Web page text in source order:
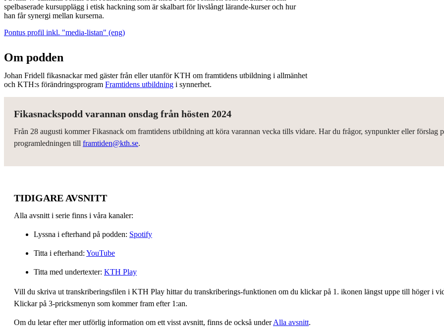
spelbaserade kursupplägg i etisk hackning som är skalbart för livslångt lärande-kurser och hur
han får synergi mellan kurserna.
Pontus profil inkl. "media-listan" (eng)
Om podden
Johan Fridell fikasnackar med gäster från eller utanför KTH om framtidens utbildning i allmänhet
och KTH:s förändringsprogram Framtidens utbildning i synnerhet.
Fikasnackspodd varannan onsdag från hösten 2024
Från 28 augusti kommer Fikasnack om framtidens utbildning att köra varannan vecka tills vidare. Har du frågor, synpunkter eller förslag
programledningen till framtiden@kth.se.
TIDIGARE AVSNITT
Alla avsnitt i serie finns i våra kanaler:
Lyssna i efterhand på podden: Spotify
Titta i efterhand: YouTube
Titta med undertexter: KTH Play
Vill du skriva ut transkriberingsfilen i KTH Play hittar du transkriberings-funktionen om du klickar på 1. ikonen längst uppe till höger i
Klickar på 3-pricksmenyn som kommer fram efter 1:an.
Om du letar efter mer utförlig information om ett visst avsnitt, finns de också underAlla avsnitt.